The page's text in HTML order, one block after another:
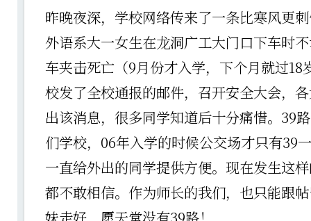
昨晚夜深，学校网络传来了一条比寒风更
外语系大一女生在龙洞广工大门口下车时
车夹击死亡（9月份才入学，下个月就过18
校发了全校通报的邮件，召开安全大会，
出该消息，很多同学知道后十分痛惜。39
们学校，06年入学的时候公交场才只有39
一直给外出的同学提供方便。现在发生这
都不敢相信。作为师长的我们，也只能跟